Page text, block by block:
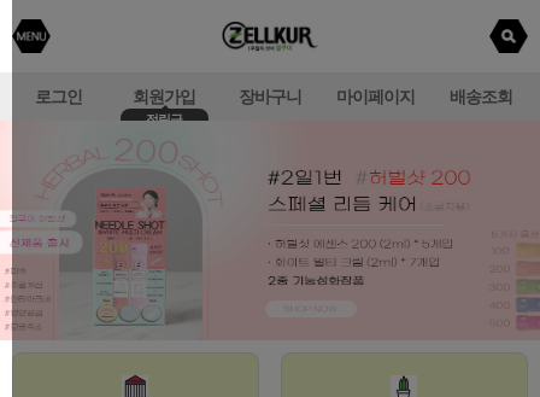
로그인 회원가입
적립금
장바구니 마이페이지 배송조회